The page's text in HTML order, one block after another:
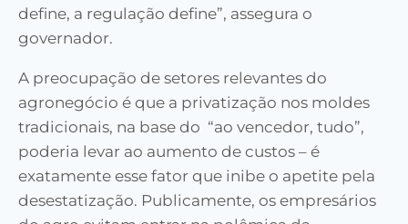
define, a regulação define”, assegura o
governador.
A preocupação de setores relevantes do
agronegócio é que a privatização nos moldes
tradicionais, na base do “ao vencedor, tudo”,
poderia levar ao aumento de custos – é
exatamente esse fator que inibe o apetite pela
desestatização. Publicamente, os empresários